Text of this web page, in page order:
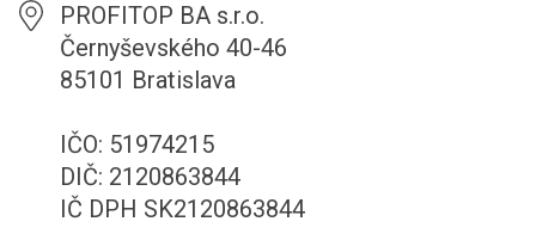
PROFITOP BA s.r.o.
Černyševského 40-46
85101 Bratislava
IČO: 51974215
DIČ: 2120863844
IČ DPH SK2120863844